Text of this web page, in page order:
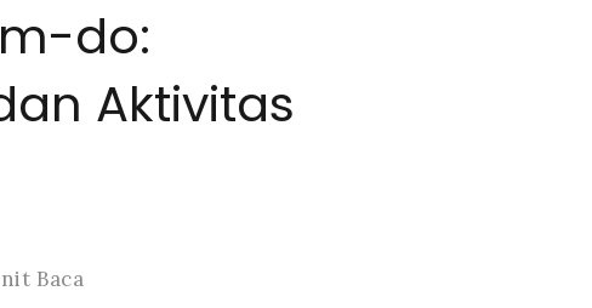
do:
Aktivitas
Baca